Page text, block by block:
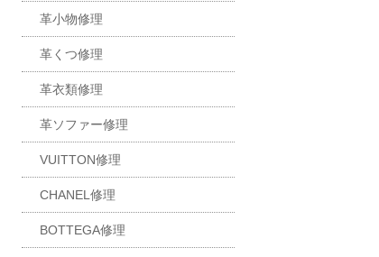
革小物修理
革くつ修理
革衣類修理
革ソファー修理
VUITTON修理
CHANEL修理
BOTTEGA修理